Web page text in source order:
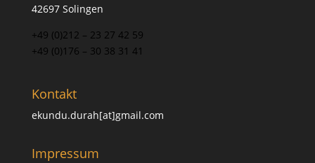
42697 Solingen
+49 (0)212 – 23 27 42 59
+49 (0)176 – 30 38 31 41
Kontakt
ekundu.durah[at]gmail.com
Impressum